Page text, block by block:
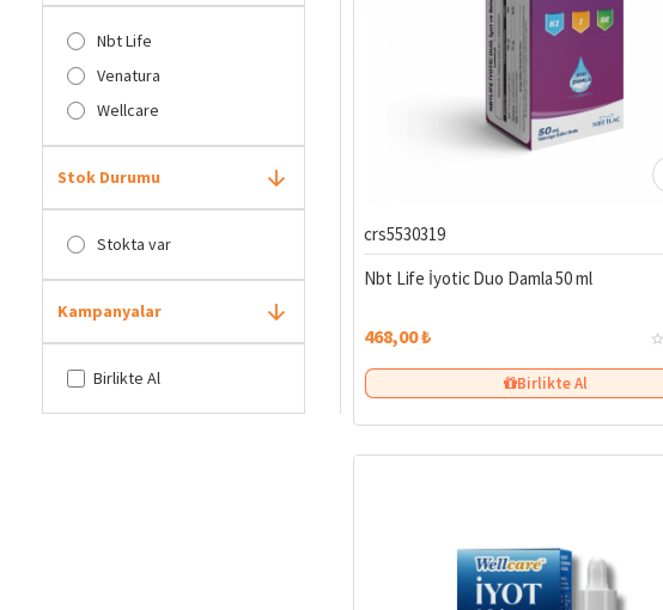
Nbt Life
Venatura
Wellcare
Stok Durumu
Stokta var
Kampanyalar
Birlikte Al
crs5530319
Nbt Life İyotic Duo Damla 50 ml
468,00 ₺
Birlikte Al